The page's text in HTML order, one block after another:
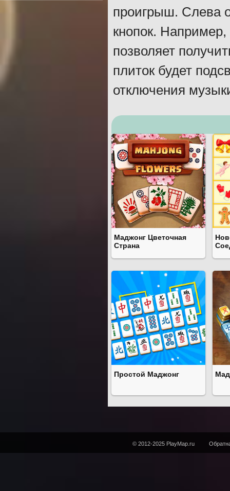
проигрыш. Слева
кнопок.
позволяет
плиток будет
отключения
Маджонг Цветочная
Страна
Простой Маджонг
© 2012-2025 PlayMap.ru